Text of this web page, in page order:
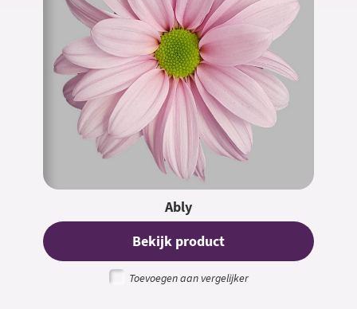
Ably
Bekijk product
Toevoegen aan vergelijker